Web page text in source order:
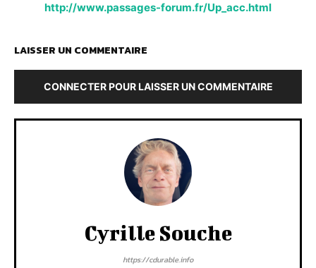
http://www.passages-forum.fr/Up_acc.html
LAISSER UN COMMENTAIRE
CONNECTER POUR LAISSER UN COMMENTAIRE
Cyrille Souche
https://cdurable.info